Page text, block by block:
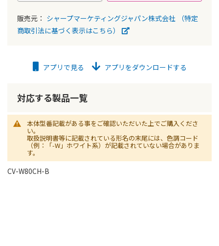
販売元： シャープマーケティングジャパン株式会社
（特定
商取引法に基づく表示はこちら）
アプリで見る アプリをダウンロードする
対応する製品一覧
本体型番記載がある事をご確認いただいた上でご購入くださ
い。
取扱説明書等に記載されている形名の末尾には、色調コード
（例：「-W」ホワイト系）が記載されていない場合がありま
す。
CV-W80CH-B